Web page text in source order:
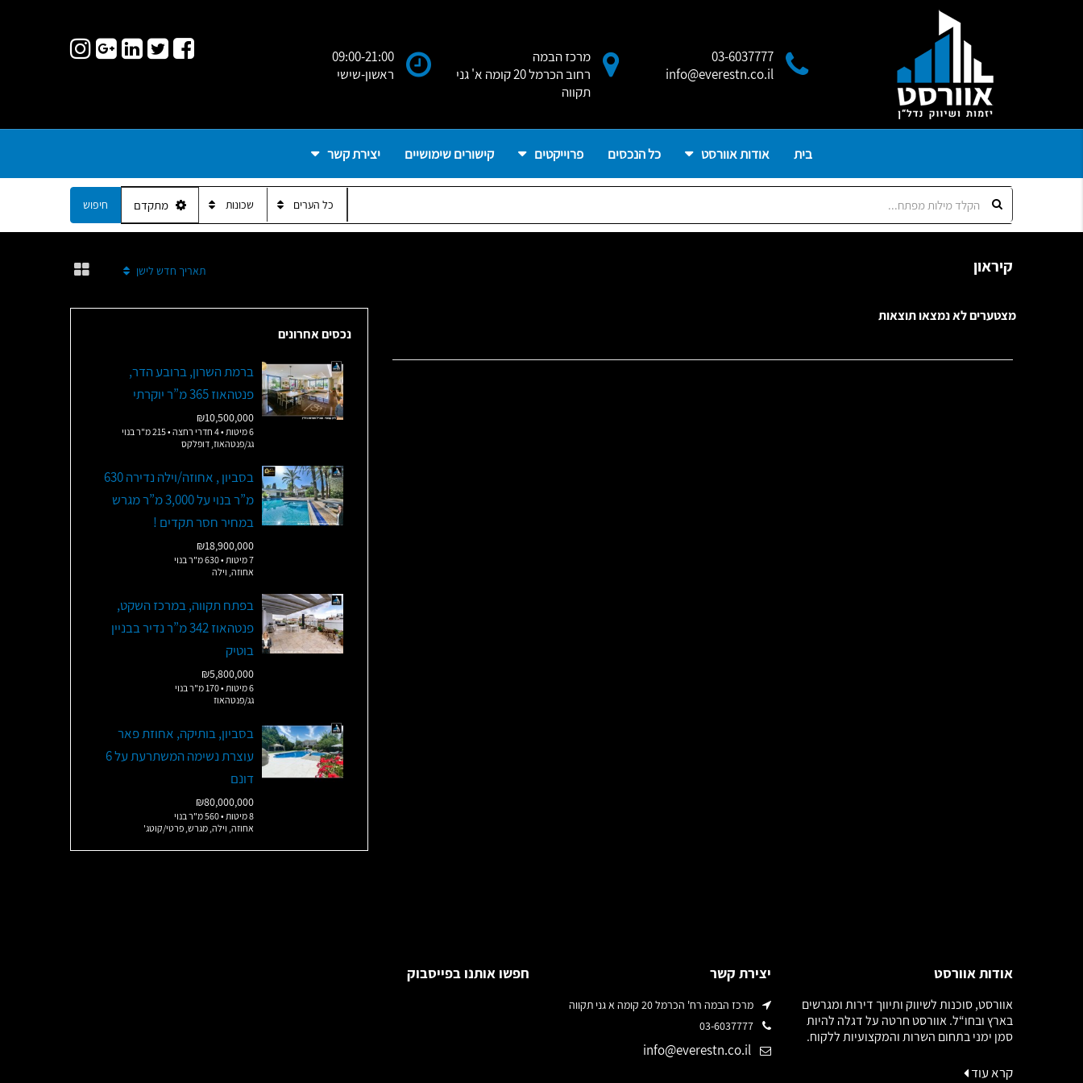
09:00-21:00
ראשון-שישי
מרכז הבמה
רחוב הכרמל 20 קומה א' גני
תקווה
03-6037777
info@everestn.co.il
בית אודות אוורסט כל הנכסים פרוייקטים קישורים שימושיים יצירת קשר
כל הערים שכונות מתקדם חיפוש
קיראון תאריך חדש לישן
מצטערים לא נמצאו תוצאות
נכסים אחרונים
ברמת השרון, ברובע הדר,
פנטהאוז 365 מ”ר יוקרתי
₪10,500,000
6 מיטות • 4 חדרי רחצה • 215 מ"ר בנוי
גג/פנטהאוז, דופלקס
בסביון , אחוזה/וילה נדירה 630
מ”ר בנוי על 3,000 מ”ר מגרש
במחיר חסר תקדים !
₪18,900,000
7 מיטות • 630 מ"ר בנוי
אחוזה, וילה
בפתח תקווה, במרכז השקט,
פנטהאוז 342 מ”ר נדיר בבניין
בוטיק
₪5,800,000
6 מיטות • 170 מ"ר בנוי
גג/פנטהאוז
בסביון, בותיקה, אחוזת פאר
עוצרת נשימה המשתרעת על 6
דונם
₪80,000,000
8 מיטות • 560 מ"ר בנוי
אחוזה, וילה, מגרש, פרטי/קוטג'
אודות אוורסט
אוורסט, סוכנות לשיווק ותיווך דירות ומגרשים
בארץ ובחו“ל. אוורסט חרטה על דגלה להיות
סמן ימני בתחום השרות והמקצועיות ללקוח.
קרא עוד
יצירת קשר
מרכז הבמה רח' הכרמל 20 קומה א גני תקווה
info@everestn.co.il
חפשו אותנו בפייסבוק